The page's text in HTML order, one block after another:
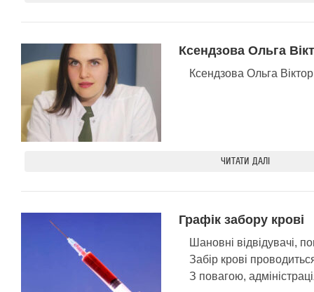
Ксендзова Ольга
Ксендзова Ольга
ЧИТАТИ ДАЛІ
Графік забору крові
Шановні відвідувачі,
Забір крові
З повагою,